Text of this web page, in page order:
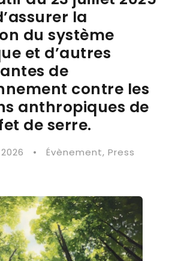
la
du système
et d’autres
de
contre les
anthropiques de
de serre.
• Évènement, Press